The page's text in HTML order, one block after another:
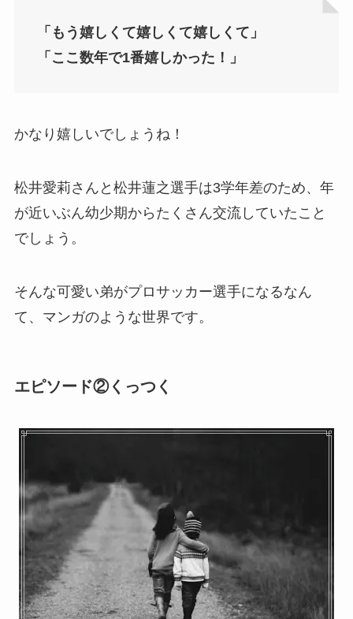
「もう嬉しくて嬉しくて嬉しくて」
「ここ数年で1番嬉しかった！」
かなり嬉しいでしょうね！
松井愛莉さんと松井蓮之選手は3学年差のため、年
が近いぶん幼少期からたくさん交流していたこと
でしょう。
そんな可愛い弟がプロサッカー選手になるなん
て、マンガのような世界です。
エピソード②くっつく